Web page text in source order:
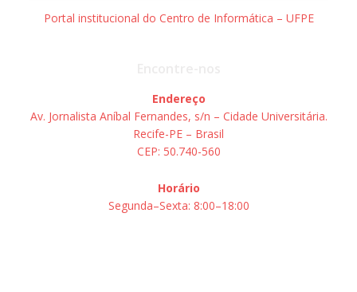
Portal institucional do Centro de Informática – UFPE
Endereço
Av. Jornalista Aníbal Fernandes, s/n – Cidade Universitária.
Recife-PE – Brasil
CEP: 50.740-560
Horário
Segunda–Sexta: 8:00–18:00